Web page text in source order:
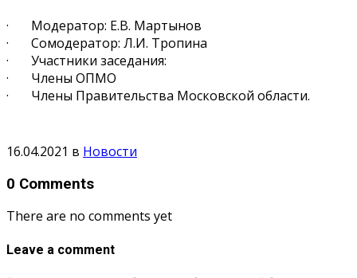
· Модератор: Е.В. Мартынов
· Сомодератор: Л.И. Тропина
· Участники заседания:
· Члены ОПМО
· Члены Правительства Московской области.
16.04.2021 в Новости
0 Comments
There are no comments yet
Leave a comment